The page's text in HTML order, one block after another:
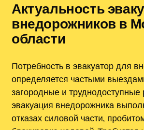
Актуальность
внедорожников в
области
Потребность в эвакуатор для
определяется частыми
загородные и труднодоступные
эвакуация внедорожника
отказах силовой части‚